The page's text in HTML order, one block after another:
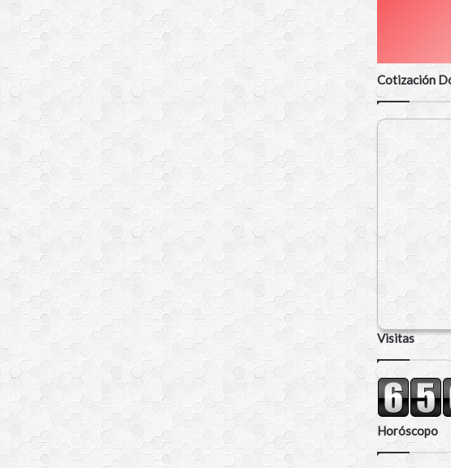
Cotización
Visitas
Horóscopo